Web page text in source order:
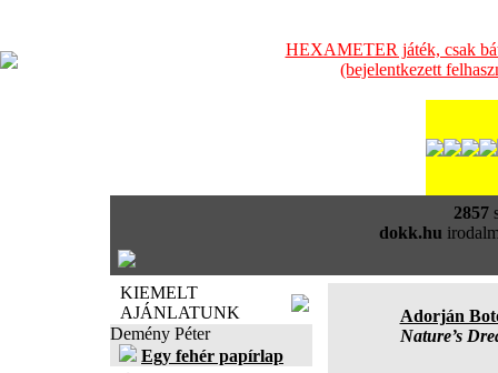
HEXAMETER játék, csak
(bejelentkezett
2857
dokk.hu
KIEMELT
AJÁNLATUNK
Demény Péter
Egy fehér papírlap
Adorján
Nature’s